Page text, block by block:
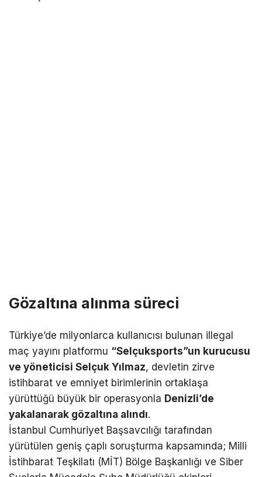
Gözaltına alınma süreci
Türkiye’de milyonlarca kullanıcısı bulunan illegal
maç yayını platformu “Selçuksports”un kurucusu
ve yöneticisi Selçuk Yılmaz, devletin zirve
istihbarat ve emniyet birimlerinin ortaklaşa
yürüttüğü büyük bir operasyonla Denizli’de
yakalanarak gözaltına alındı.
İstanbul Cumhuriyet Başsavcılığı tarafından
yürütülen geniş çaplı soruşturma kapsamında; Milli
İstihbarat Teşkilatı (MİT) Bölge Başkanlığı ve Siber